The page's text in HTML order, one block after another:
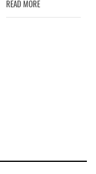
READ MORE